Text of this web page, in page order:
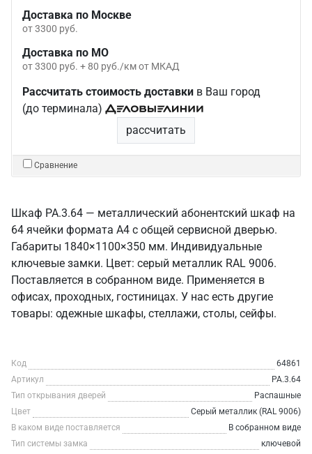
Доставка по Москве
от 3300 руб.
Доставка по МО
от 3300 руб. + 80 руб./км от МКАД
Рассчитать стоимость доставки в Ваш город
(до терминала)
рассчитать
Сравнение
Шкаф РА.3.64 — металлический абонентский шкаф на
64 ячейки формата А4 с общей сервисной дверью.
Габариты 1840×1100×350 мм. Индивидуальные
ключевые замки. Цвет: серый металлик RAL 9006.
Поставляется в собранном виде. Применяется в
офисах, проходных, гостиницах. У нас есть другие
товары: одежные шкафы, стеллажи, столы, сейфы.
Код
64861
Артикул
РА.3.64
Тип открывания дверей
Распашные
Цвет
Серый металлик (RAL 9006)
В каком виде поставляется
В собранном виде
Тип системы замка
ключевой